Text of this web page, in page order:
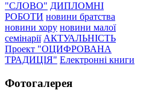
"СЛОВО" ДИПЛОМНІ
РОБОТИ новини братства
новини хору новини малої
семінарії АКТУАЛЬНІСТЬ
Проект "ОЦИФРОВАНА
ТРАДИЦІЯ" Електронні книги
Фотогалерея